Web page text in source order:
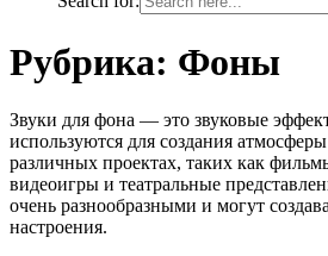
Рубрика: Фоны
Звуки для фона — это звуковые
используются для создания
различных проектах, таких как
видеоигры и театральные
очень разнообразными и могут
настроения.